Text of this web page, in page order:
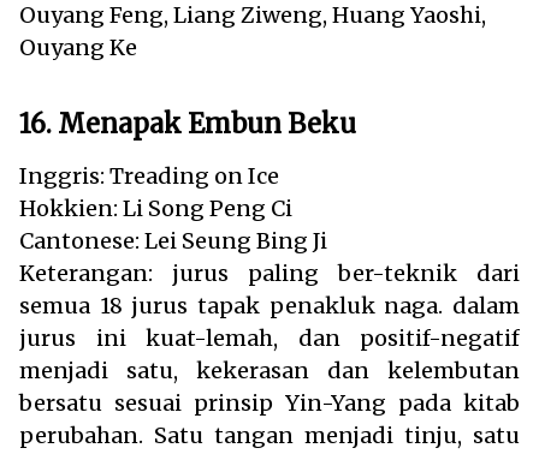
Ouyang Feng, Liang Ziweng, Huang Yaoshi,
Ouyang Ke
16. Menapak Embun Beku
Inggris: Treading on Ice
Hokkien: Li Song Peng Ci
Cantonese: Lei Seung Bing Ji
Keterangan: jurus paling ber-teknik dari
semua 18 jurus tapak penakluk naga. dalam
jurus ini kuat-lemah, dan positif-negatif
menjadi satu, kekerasan dan kelembutan
bersatu sesuai prinsip Yin-Yang pada kitab
perubahan. Satu tangan menjadi tinju, satu